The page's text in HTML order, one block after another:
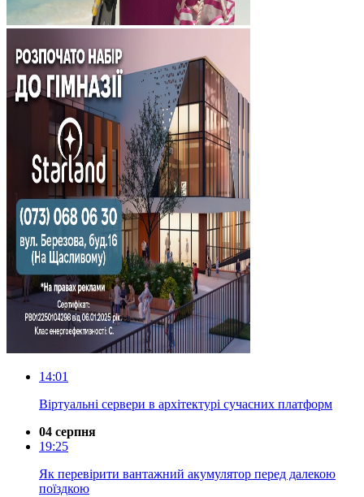
14:01
Віртуальні сервери в архітектурі сучасних платформ
04 серпня
19:25
Як перевірити вантажний акумулятор перед далекою
поїздкою